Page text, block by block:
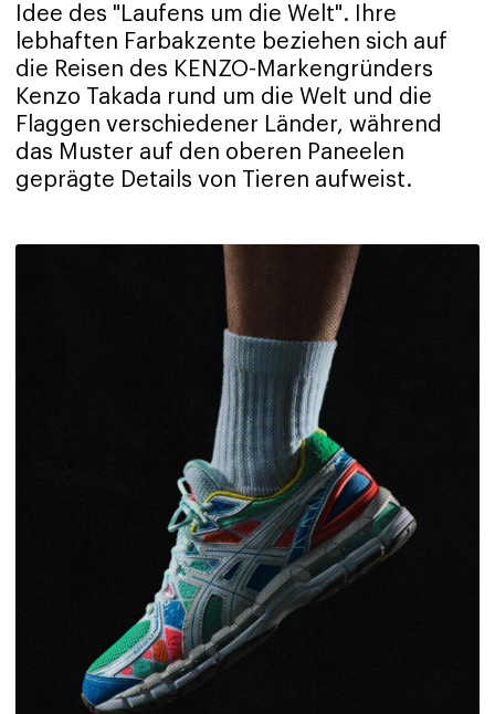
Idee des "Laufens um die Welt". Ihre
lebhaften Farbakzente beziehen sich auf
die Reisen des KENZO-Markengründers
Kenzo Takada rund um die Welt und die
Flaggen verschiedener Länder, während
das Muster auf den oberen Paneelen
geprägte Details von Tieren aufweist.